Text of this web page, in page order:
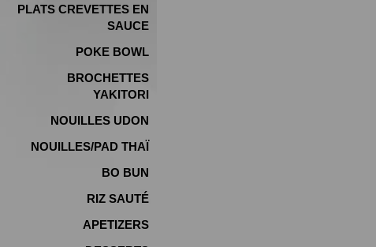
PLATS CREVETTES EN
SAUCE
POKE BOWL
BROCHETTES
YAKITORI
NOUILLES UDON
NOUILLES/PAD THAÏ
BO BUN
RIZ SAUTÉ
APETIZERS